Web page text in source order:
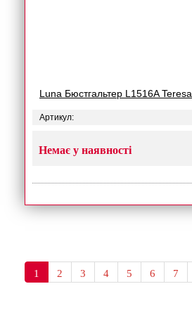
Luna Бюстгальтер L1516A Teresa
Артикул:
Немає у наявності
1 2 3 4 5 6 7